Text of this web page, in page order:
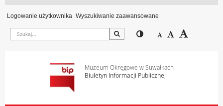
Logowanie użytkownika Wyszukiwanie zaawansowane
Szukaj Przełącz pomiędzy
Zmniejsz
Domyślny
Muzeum Okręgowe w Suwałkach
Biuletyn Informacji Publicznej